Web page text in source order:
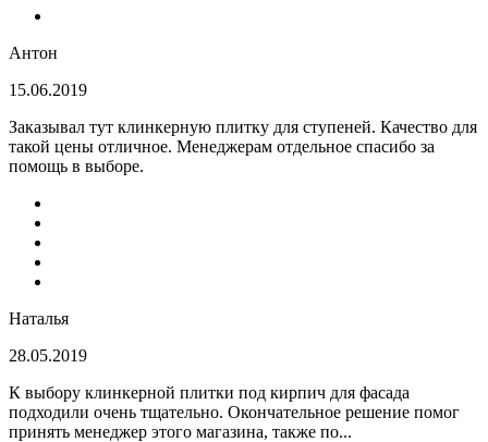
Антон
15.06.2019
Заказывал тут клинкерную плитку для ступеней. Качество для
такой цены отличное. Менеджерам отдельное спасибо за
помощь в выборе.
Наталья
28.05.2019
К выбору клинкерной плитки под кирпич для фасада
подходили очень тщательно. Окончательное решение помог
принять менеджер этого магазина, также по...